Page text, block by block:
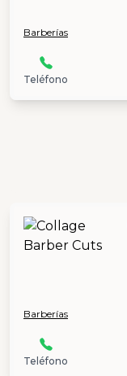
Barberías
Teléfono
Barberías
Teléfono